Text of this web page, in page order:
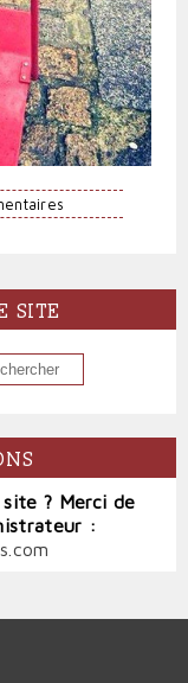
SITE
? Merci de
: